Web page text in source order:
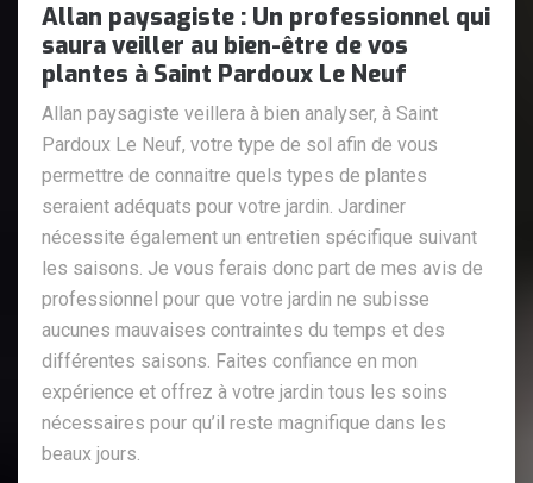
Allan paysagiste : Un professionnel qui
saura veiller au bien-être de vos
plantes à Saint Pardoux Le Neuf
Allan paysagiste veillera à bien analyser, à Saint
Pardoux Le Neuf, votre type de sol afin de vous
permettre de connaitre quels types de plantes
seraient adéquats pour votre jardin. Jardiner
nécessite également un entretien spécifique suivant
les saisons. Je vous ferais donc part de mes avis de
professionnel pour que votre jardin ne subisse
aucunes mauvaises contraintes du temps et des
différentes saisons. Faites confiance en mon
expérience et offrez à votre jardin tous les soins
nécessaires pour qu’il reste magnifique dans les
beaux jours.